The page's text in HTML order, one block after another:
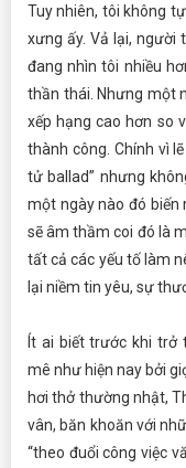
Tuy nhiên, tôi không
xưng ấy. Vả lại, người
đang nhìn tôi nhiều
thần thái. Nhưng một
xếp hạng cao hơn so
thành công. Chính vì
tử ballad” nhưng
một ngày nào đó
sẽ âm thầm coi đó là
tất cả các yếu tố làm
lại niềm tin yêu, sự
Ít ai biết trước khi trở
mê như hiện nay bởi
hơi thở thường nhật,
vân, băn khoăn với
“theo đuổi công việc